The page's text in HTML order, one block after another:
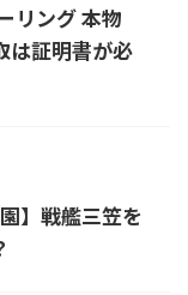
リング 本物
は証明書が必
】戦艦三笠を